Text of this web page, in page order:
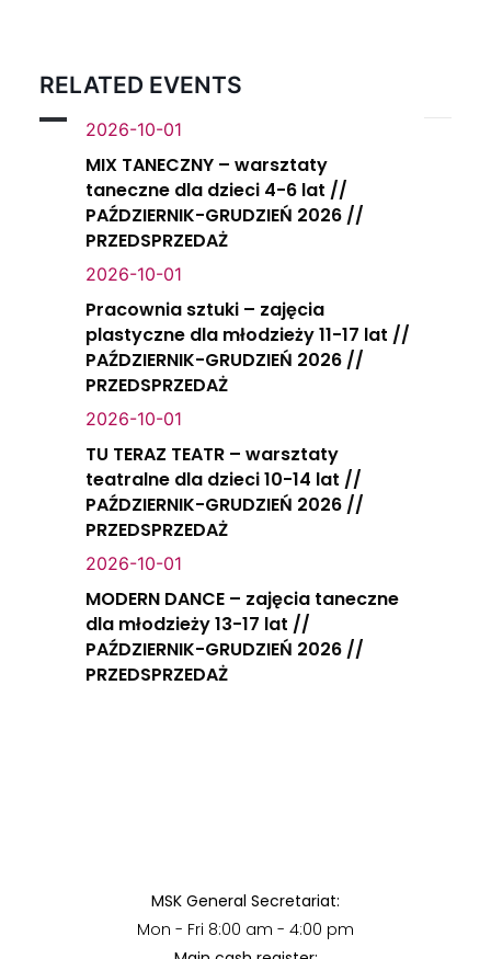
RELATED EVENTS
2026-10-01
MIX TANECZNY – warsztaty
taneczne dla dzieci 4-6 lat //
PAŹDZIERNIK-GRUDZIEŃ 2026 //
PRZEDSPRZEDAŻ
2026-10-01
Pracownia sztuki – zajęcia
plastyczne dla młodzieży 11-17 lat //
PAŹDZIERNIK-GRUDZIEŃ 2026 //
PRZEDSPRZEDAŻ
2026-10-01
TU TERAZ TEATR – warsztaty
teatralne dla dzieci 10-14 lat //
PAŹDZIERNIK-GRUDZIEŃ 2026 //
PRZEDSPRZEDAŻ
2026-10-01
MODERN DANCE – zajęcia taneczne
dla młodzieży 13-17 lat //
PAŹDZIERNIK-GRUDZIEŃ 2026 //
PRZEDSPRZEDAŻ
MSK General Secretariat:
Mon - Fri 8:00 am - 4:00 pm